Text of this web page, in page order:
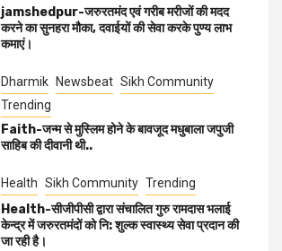
jamshedpur-जरुरतमंद एवं गरीब मरीजों की मदद
करने का सुनहरा मौका, दवाईयों की सेवा करके पुण्य लाभ
कमाएं।
Dharmik Newsbeat Sikh Community
Trending
Faith-जन्म से मुस्लिम होने के बावजूद मधुबाला जपुजी
साहिब की दीवानी थी..
Health Sikh Community Trending
Health-सीजीपीसी द्वारा संचालित गुरु रामदास भलाई
केन्द्र में जरुरतमंदों को नि: शुल्क स्वास्थ्य सेवा प्रदान की
जा रही है।